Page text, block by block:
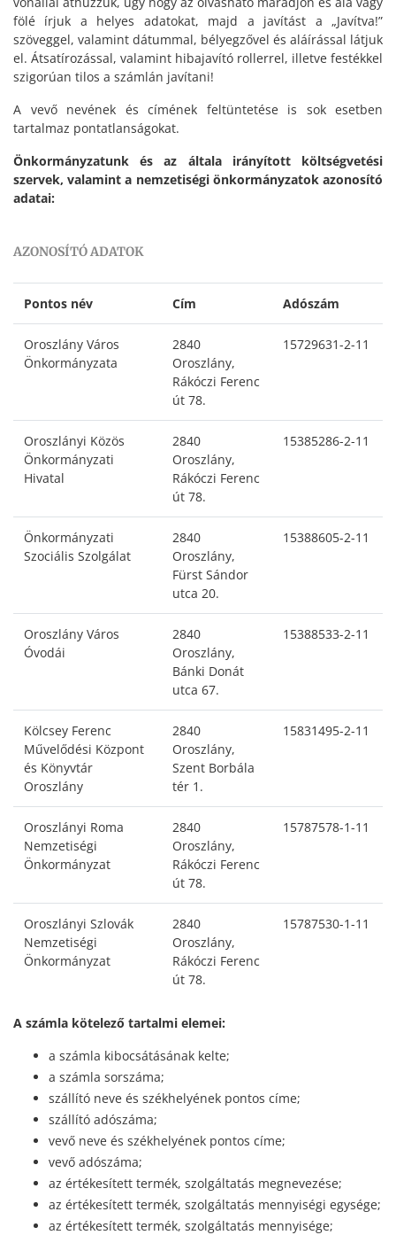
fölé írjuk a helyes adatokat, majd a javítást a „Javítva!”
szöveggel, valamint dátummal, bélyegzővel és aláírással látjuk
el. Átsatírozással, valamint hibajavító rollerrel, illetve festékkel
szigorúan tilos a számlán javítani!
A vevő nevének és címének feltüntetése is sok esetben
tartalmaz pontatlanságokat.
Önkormányzatunk és az általa irányított költségvetési
szervek, valamint a nemzetiségi önkormányzatok azonosító
adatai:
AZONOSÍTÓ ADATOK
Pontos név Cím Adószám
Oroszlány Város
Önkormányzata
2840
Oroszlány,
Rákóczi Ferenc
út 78.
15729631-2-11
Oroszlányi Közös
Önkormányzati
Hivatal
2840
Oroszlány,
Rákóczi Ferenc
út 78.
15385286-2-11
Önkormányzati
Szociális Szolgálat
2840
Oroszlány,
Fürst Sándor
utca 20.
15388605-2-11
Oroszlány Város
Óvodái
2840
Oroszlány,
Bánki Donát
utca 67.
15388533-2-11
Kölcsey Ferenc
Művelődési Központ
és Könyvtár
Oroszlány
2840
Oroszlány,
Szent Borbála
tér 1.
15831495-2-11
Oroszlányi Roma
Nemzetiségi
Önkormányzat
2840
Oroszlány,
Rákóczi Ferenc
út 78.
15787578-1-11
Oroszlányi Szlovák
Nemzetiségi
Önkormányzat
2840
Oroszlány,
Rákóczi Ferenc
út 78.
15787530-1-11
A számla kötelező tartalmi elemei:
a számla kibocsátásának kelte;
a számla sorszáma;
szállító neve és székhelyének pontos címe;
szállító adószáma;
vevő neve és székhelyének pontos címe;
vevő adószáma;
az értékesített termék, szolgáltatás megnevezése;
az értékesített termék, szolgáltatás mennyiségi egysége;
az értékesített termék, szolgáltatás mennyisége;